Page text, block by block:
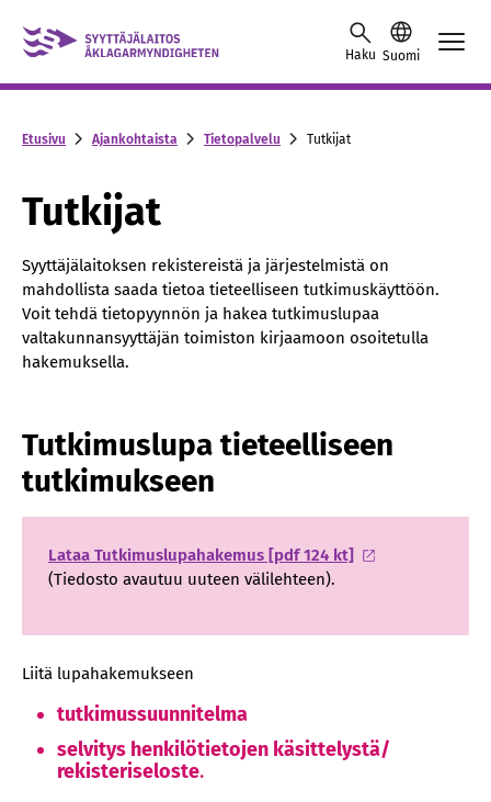
Skip to content -saavutettavuusohje
Haku Suomi
Etusivu Ajankohtaista Tietopalvelu Tutkijat
Tutkijat
Syyttäjälaitoksen rekistereistä ja järjestelmistä on
mahdollista saada tietoa tieteelliseen tutkimuskäyttöön.
Voit tehdä tietopyynnön ja hakea tutkimuslupaa
valtakunnansyyttäjän toimiston kirjaamoon osoitetulla
hakemuksella.
Tutkimuslupa tieteelliseen
tutkimukseen
Lataa Tutkimuslupahakemus [pdf 124 kt]
(Tiedosto avautuu uuteen välilehteen).
Liitä lupahakemukseen
tutkimussuunnitelma
selvitys henkilötietojen käsittelystä/
rekisteriseloste.